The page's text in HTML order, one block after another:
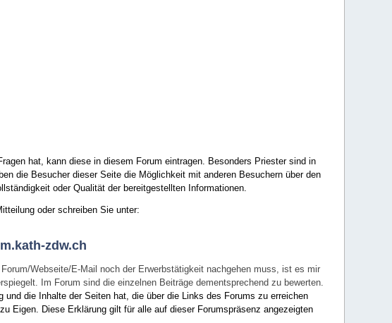
hat, kann diese in diesem Forum eintragen. Besonders Priester sind in
die Besucher dieser Seite die Möglichkeit mit anderen Besuchern über den
oder Qualität der bereitgestellten Informationen.
oder schreiben Sie unter:
zdw.ch
Webseite/E-Mail noch der Erwerbstätigkeit nachgehen muss, ist es mir
Im Forum sind die einzelnen Beiträge dementsprechend zu bewerten.
die Inhalte der Seiten hat, die über die Links des Forums zu erreichen
Eigen. Diese Erklärung gilt für alle auf dieser Forumspräsenz angezeigten